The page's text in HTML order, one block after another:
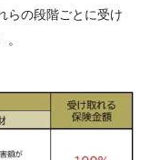
らの段階ごとに受け